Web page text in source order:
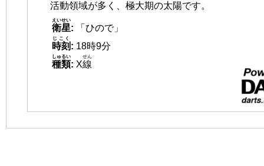
活動領域が多く、極大期の太陽です。
衛星
えいせい
:
「ひので」
時刻
じこく
: 18時9分
種類
しゅるい
: X線
せん